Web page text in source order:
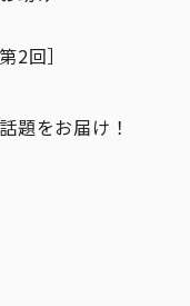
2回］
題をお届け！